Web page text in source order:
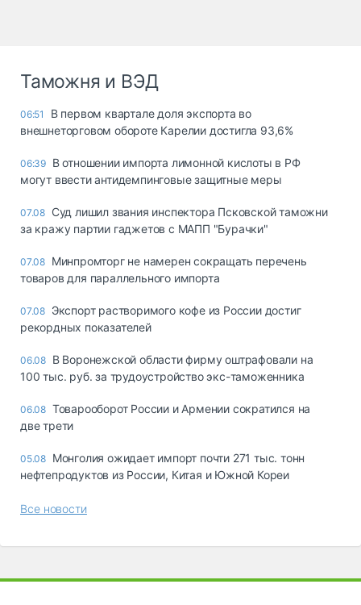
Таможня и ВЭД
06:51
В первом квартале доля экспорта во
внешнеторговом обороте Карелии достигла 93,6%
06:39 В отношении импорта лимонной кислоты в РФ
могут ввести антидемпинговые защитные меры
07.08 Суд лишил звания инспектора Псковской таможни
за кражу партии гаджетов с МАПП "Бурачки"
07.08 Минпромторг не намерен сокращать перечень
товаров для параллельного импорта
07.08 Экспорт растворимого кофе из России достиг
рекордных показателей
06.08 В Воронежской области фирму оштрафовали на
100 тыс. руб. за трудоустройство экс-таможенника
06.08 Товарооборот России и Армении сократился на
две трети
05.08 Монголия ожидает импорт почти 271 тыс. тонн
нефтепродуктов из России, Китая и Южной Кореи
Все новости